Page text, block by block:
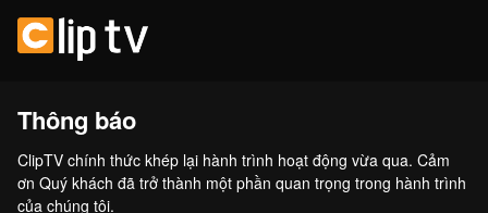
Thông báo
ClipTV chính thức khép lại hành trình hoạt động vừa qua. Cảm
ơn Quý khách đã trở thành một phần quan trọng trong hành trình
của chúng tôi.